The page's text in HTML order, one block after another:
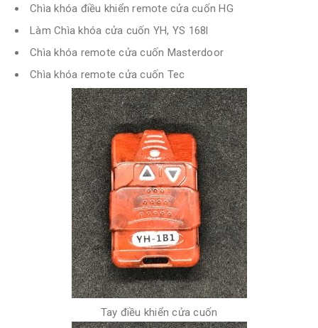
Chìa khóa điều khiển remote cửa cuốn HG
Làm Chìa khóa cửa cuốn YH, YS 168l
Chìa khóa remote cửa cuốn Masterdoor
Chìa khóa remote cửa cuốn Tec
Tay điều khiển cửa cuốn